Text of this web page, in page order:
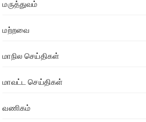
மருத்துவம்
மற்றவை
மாநில செய்திகள்
மாவட்ட செய்திகள்
வணிகம்